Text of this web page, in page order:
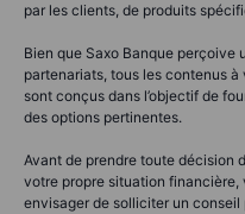
par les clients, de produits
Bien que Saxo Banque perçoive
partenariats, tous les contenus
sont conçus dans l’objectif de
des options pertinentes.
Avant de prendre toute décision
votre propre situation
envisager de solliciter un